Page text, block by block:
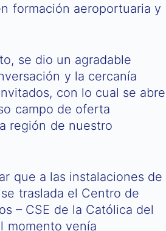
formación aeroportuaria y
se dio un agradable
y la cercanía
con lo cual se abre
campo de oferta
región de nuestro
que a las instalaciones de
traslada el Centro de
– CSE de la Católica del
momento venía